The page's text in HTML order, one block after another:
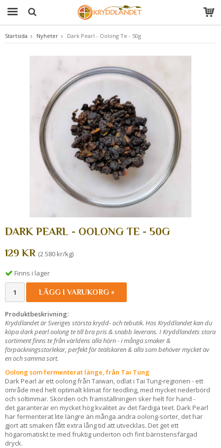
Produkten har blivit tillagd i varukorgen
Startsida Nyheter Dark Pearl - Oolong Te - 50g
DARK PEARL - OOLONG TE - 50G
129 KR (2 580 kr/kg)
Finns i lager
LÄGG I VARUKORG »
Produktbeskrivning:
Kryddlandet är Sveriges största krydd- och tebutik. Hos Kryddlandet kan du
köpa dark pearl oolong te till bra pris & snabb leverans. I Kryddlandets stora
sortiment finns te från världens alla hörn - i många smaker &
förpackningsstorlekar, perfekt för teälskaren & alla som behöver mycket av
en och samma sort.
Oolong som fermenterat länge, från Tai Tung
Dark Pearl är ett oolong från Taiwan, odlat i Tai Tung-regionen - ett
område med helt optimalt klimat för teodling, med mycket nederbörd
och soltimmar. Skörden och framställningen sker helt för hand -
det garanterar en mycket hög kvalitet av det färdiga teet. Dark Pearl
har fermenterat lite längre än många andra oolong-sorter, det har
gjort att smaken fått extra lång tid att utvecklas. Det get ett
högaromatiskt te med fruktig underton och fint bärnstensfärgad
dryck.